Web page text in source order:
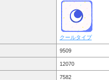
クールタイプ
9509
12070
7582